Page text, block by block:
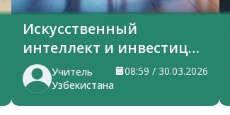
Искусственный
интеллект и инвестиции
в знания
Учитель
Узбекистана
08:59 / 30.03.2026